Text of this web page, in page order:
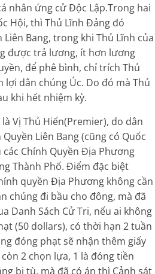
nhân ứng cử Độc Lập.Trong hai
Hội, thì Thủ Lĩnh Đảng đó
Bang, trong khi Thủ Lĩnh của
được trả lương, ít hơn lương
để phê bình, chỉ trích Thủ
dân chúng Úc. Do đó mà Thủ
khi hết nhiệm kỳ.
Vị Thủ Hiến(Premier), do dân
Liên Bang (cũng có Quốc
các Chính Quyền Địa Phương
Thành Phố. Điểm đặc biệt
quyền Địa Phương không cần
chúng đi bầu cho đông, mà đã
Danh Sách Cử Tri, nếu ai không
(50 dollars), có thời hạn 2 tuần
đóng phạt sẽ nhận thêm giấy
2 chọn lựa, 1 là đóng tiền
bị tù, mà đã có án thì Cảnh sát